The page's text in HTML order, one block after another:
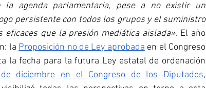
la agenda parlamentaria, pese a no existir un
persistente con todos los grupos y el suministro
que la presión mediática aislada». El año
la Proposición no de Ley aprobada en el Congreso
la fecha para la futura Ley estatal de ordenación
diciembre en el Congreso de los Diputados,